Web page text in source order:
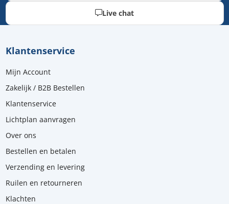
Live chat
Klantenservice
Mijn Account
Zakelijk / B2B Bestellen
Klantenservice
Lichtplan aanvragen
Over ons
Bestellen en betalen
Verzending en levering
Ruilen en retourneren
Klachten